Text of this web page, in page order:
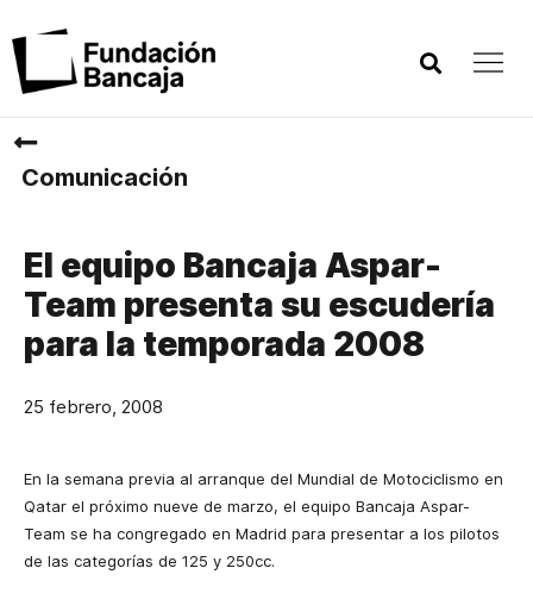
Comunicación
El equipo Bancaja Aspar-
Team presenta su escudería
para la temporada 2008
25 febrero, 2008
En la semana previa al arranque del Mundial de Motociclismo en
Qatar el próximo nueve de marzo, el equipo Bancaja Aspar-
Team se ha congregado en Madrid para presentar a los pilotos
de las categorías de 125 y 250cc.